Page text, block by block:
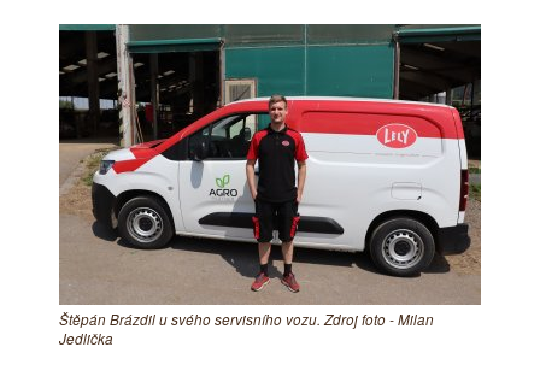
Štěpán Brázdil u svého servisního vozu. Zdroj foto - Milan
Jedlička